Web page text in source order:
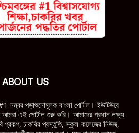
ABOUT US
নম্বর পড়াশুনোমূলক বাংলা পোর্টাল। ইউটিউবে
আমরা এই পোর্টাল শুরু করি। আমাদের প্রধান লক্ষ্য
প্রকল্প, চাকরির প্রস্তুতি, স্কুল-কলেজের নিউজ,